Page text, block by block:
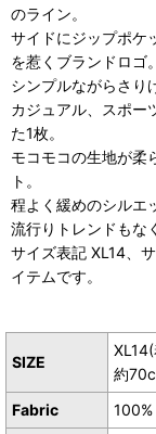
のライン。
サイドにジップポケ
を惹くブランドロゴ。
シンプルながらさり
カジュアル、スポー
た1枚。
モコモコの生地が柔
ト。
程よく緩めのシルエ
流行りトレンドもな
サイズ表記 XL14、
イテムです。
SIZE
約
Fabric
100%